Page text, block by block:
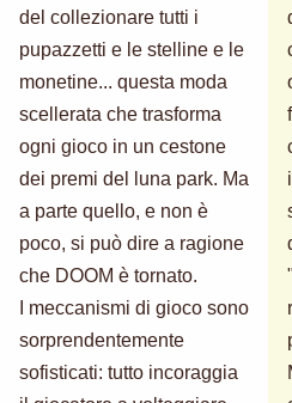
del collezionare tutti i
pupazzetti e le stelline e le
monetine... questa moda
scellerata che trasforma
ogni gioco in un cestone
dei premi del luna park. Ma
a parte quello, e non è
poco, si può dire a ragione
che DOOM è tornato.
I meccanismi di gioco sono
sorprendentemente
sofisticati: tutto incoraggia